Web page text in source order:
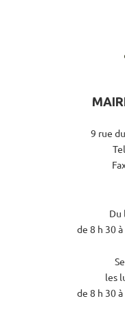
9 rue
Du
de 8 h 30
les
de 8 h 30